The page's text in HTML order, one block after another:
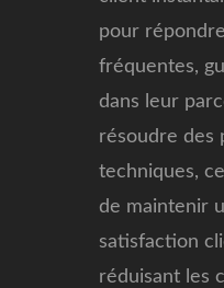
pour
fréquentes,
dans leur
résoudre des
techniques,
de maintenir
satisfaction
réduisant les